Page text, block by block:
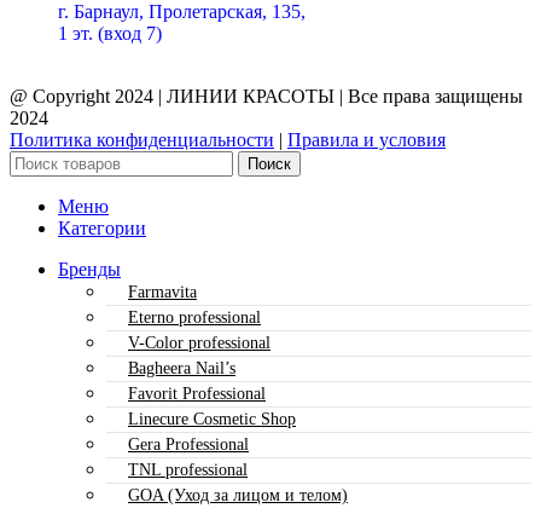
г. Барнаул, Пролетарская, 135,​
1 эт. (вход 7)
@ Copyright 2024 | ЛИНИИ КРАСОТЫ | Все права защищены
2024
Политика конфиденциальности | Правила и условия
Поиск
Меню
Категории
Бренды
Farmavita
Eterno professional
V-Color professional
Bagheera Nail’s
Favorit Professional
Linecure Cosmetic Shop
Gera Professional
TNL professional
GOA (Уход за лицом и телом)